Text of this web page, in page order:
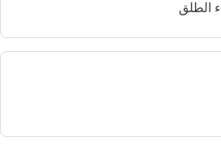
الطلق